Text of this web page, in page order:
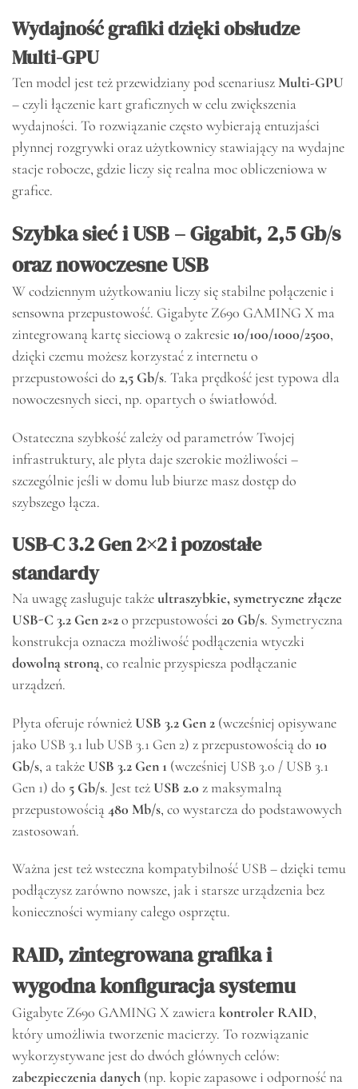
Wydajność grafiki dzięki obsłudze
Multi-GPU
Ten model jest też przewidziany pod scenariuszMulti-GPU
– czyli łączenie kart graficznych w celu zwiększenia
wydajności. To rozwiązanie często wybierają entuzjaści
płynnej rozgrywki oraz użytkownicy stawiający na wydajne
stacje robocze, gdzie liczy się realna moc obliczeniowa w
grafice.
Szybka sieć i USB – Gigabit, 2,5 Gb/s
oraz nowoczesne USB
W codziennym użytkowaniu liczy się stabilne połączenie i
sensowna przepustowość. Gigabyte Z690 GAMING X ma
zintegrowaną kartę sieciową o zakresie 10/100/1000/2500,
dzięki czemu możesz korzystać z internetu o
przepustowości do 2,5 Gb/s. Taka prędkość jest typowa dla
nowoczesnych sieci, np. opartych o światłowód.
Ostateczna szybkość zależy od parametrów Twojej
infrastruktury, ale płyta daje szerokie możliwości –
szczególnie jeśli w domu lub biurze masz dostęp do
szybszego łącza.
USB-C 3.2 Gen 2×2 i pozostałe
standardy
Na uwagę zasługuje takżeultraszybkie, symetryczne złącze
USB-C 3.2 Gen 2×2o przepustowości 20 Gb/s. Symetryczna
konstrukcja oznacza możliwość podłączenia wtyczki
dowolną stroną, co realnie przyspiesza podłączanie
urządzeń.
Płyta oferuje również USB 3.2 Gen 2 (wcześniej opisywane
jako USB 3.1 lub USB 3.1 Gen 2) z przepustowością do 10
Gb/s, a także USB 3.2 Gen 1 (wcześniej USB 3.0 / USB 3.1
Gen 1) do 5 Gb/s. Jest też USB 2.0 z maksymalną
przepustowością480 Mb/s, co wystarcza do podstawowych
zastosowań.
Ważna jest też wsteczna kompatybilność USB – dzięki temu
podłączysz zarówno nowsze, jak i starsze urządzenia bez
konieczności wymiany całego osprzętu.
RAID, zintegrowana grafika i
wygodna konfiguracja systemu
Gigabyte Z690 GAMING X zawierakontroler RAID,
który umożliwia tworzenie macierzy. To rozwiązanie
wykorzystywane jest do dwóch głównych celów:
zabezpieczenia danych (np. kopie zapasowe i odporność na